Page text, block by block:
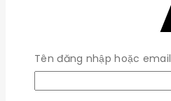
Tên đăng nhập hoặc email